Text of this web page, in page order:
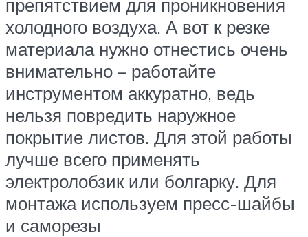
препятствием для проникновения
холодного воздуха. А вот к резке
материала нужно отнестись очень
внимательно – работайте
инструментом аккуратно, ведь
нельзя повредить наружное
покрытие листов. Для этой работы
лучше всего применять
электролобзик или болгарку. Для
монтажа используем пресс-шайбы
и саморезы